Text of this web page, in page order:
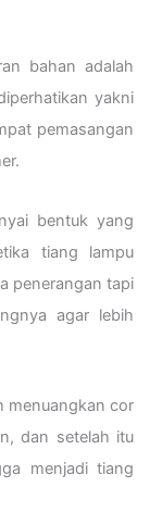
bahan adalah
yakni
pemasangan
bentuk yang
tiang lampu
penerangan tapi
agar lebih
menuangkan cor
dan setelah itu
menjadi tiang